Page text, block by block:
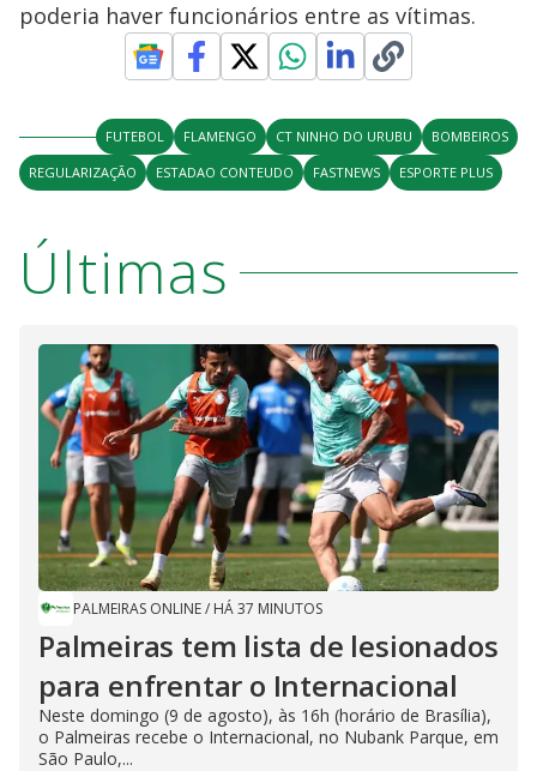
poderia haver funcionários entre as vítimas.
FUTEBOL FLAMENGO CT NINHO DO URUBU
BOMBEIROS
REGULARIZAÇÃO
ESTADAO CONTEUDO FASTNEWS ESPORTE PLUS
Últimas
PALMEIRAS ONLINE/ HÁ 37 MINUTOS
Palmeiras tem lista de lesionados
para enfrentar o Internacional
Neste domingo (9 de agosto), às 16h (horário de Brasília),
o Palmeiras recebe o Internacional, no Nubank Parque, em
São Paulo,...